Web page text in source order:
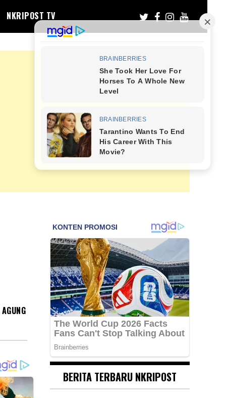
NKRIPOST TV
BERITA TERBARU NKRIPOST